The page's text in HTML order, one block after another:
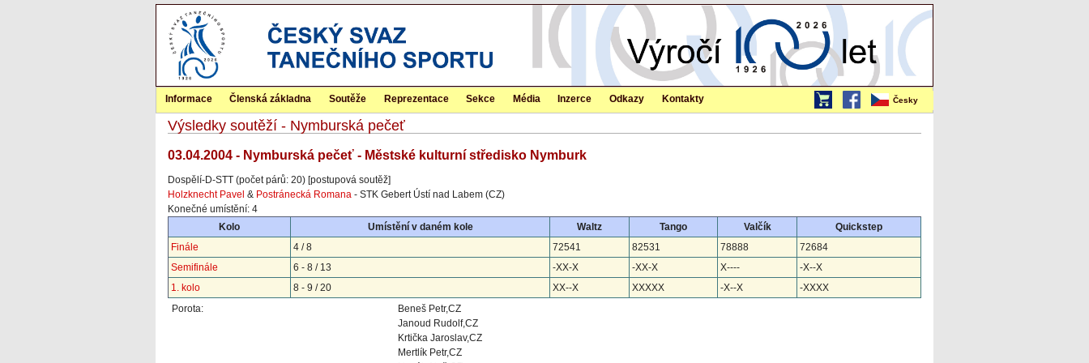
Česky
Informace Členská základna Soutěže Reprezentace Sekce Média Inzerce Odkazy Kontakty
Výsledky soutěží - Nymburská pečeť
03.04.2004 - Nymburská pečeť - Městské kulturní středisko Nymburk
Dospělí-D-STT (počet párů: 20) [postupová soutěž]
Holzknecht Pavel & Postránecká Romana - STK Gebert Ústí nad Labem (CZ)
Konečné umístění: 4
Kolo
Umístění v daném kole Waltz Tango Valčík
Quickstep
Finále
4 / 8 72541 82531 78888
72684
Semifinále
6 - 8 / 13 -XX-X -XX-X X----
-X--X
1. kolo
8 - 9 / 20 XX--X XXXXX -X--X
-XXXX
Porota:
Beneš Petr,CZ
Janoud Rudolf,CZ
Krtička Jaroslav,CZ
Mertlík Petr,CZ